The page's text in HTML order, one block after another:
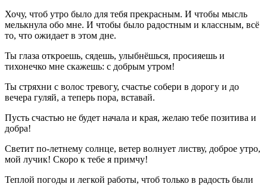
Хочу, чтоб утро было для тебя прекрасным. И чтобы мысль
мелькнула обо мне. И чтобы было радостным и классным, всё
то, что ожидает в этом дне.
Ты глаза откроешь, сядешь, улыбнёшься, просияешь и
тихонечко мне скажешь: с добрым утром!
Ты стряхни с волос тревогу, счастье собери в дорогу и до
вечера гуляй, а теперь пора, вставай.
Пусть счастью не будет начала и края, желаю тебе позитива и
добра!
Светит по-летнему солнце, ветер волнует листву, доброе утро,
мой лучик! Скоро к тебе я примчу!
Теплой погоды и легкой работы, чтоб только в радость были